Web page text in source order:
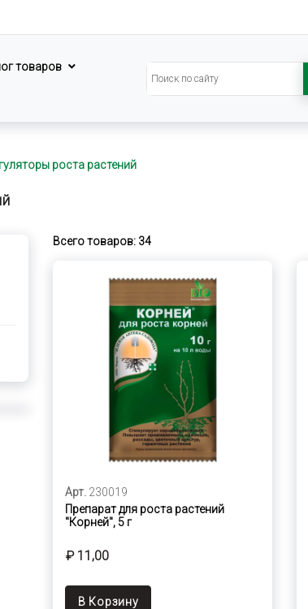
товаров
роста растений
Всего товаров: 34
Арт. 230019
Препарат для роста растений
"Корней", 5 г
₽ 11,00
В Корзину